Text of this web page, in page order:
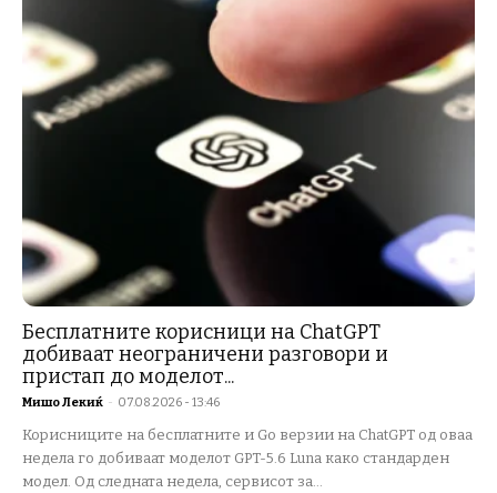
Бесплатните корисници на ChatGPT
добиваат неограничени разговори и
пристап до моделот...
Мишо Лекиќ - 07.08.2026 - 13:46
Корисниците на бесплатните и Go верзии на ChatGPT од оваа
недела го добиваат моделот GPT-5.6 Luna како стандарден
модел. Од следната недела, сервисот за...